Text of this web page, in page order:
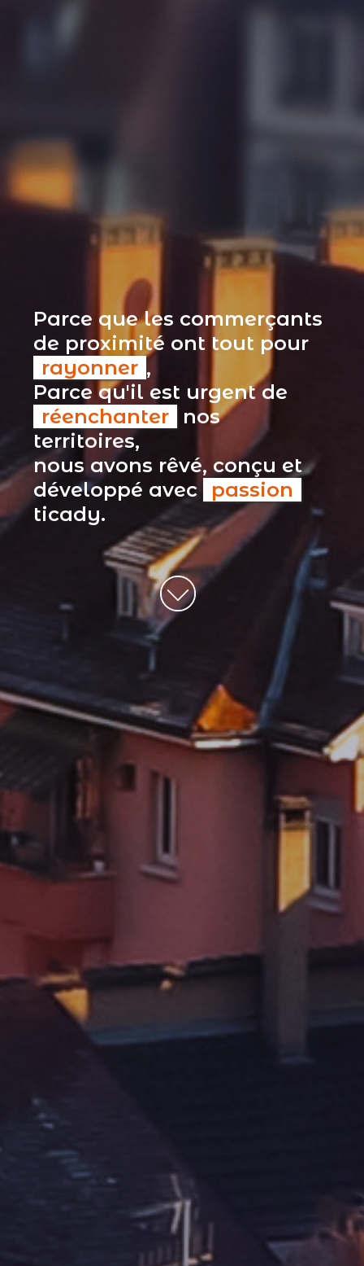
Parce que les commerçants
de proximité ont tout pour
rayonner ,
Parce qu'il est urgent de
réenchanter
nos
territoires,
nous avons rêvé, conçu et
développé avec passion
ticady.